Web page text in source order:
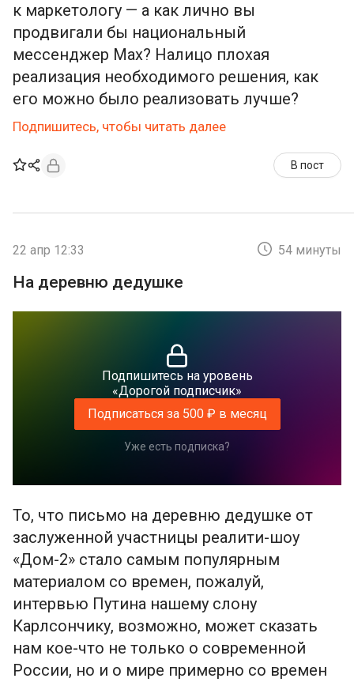
к маркетологу — а как лично вы
продвигали бы национальный
мессенджер Мах? Налицо плохая
реализация необходимого решения, как
его можно было реализовать лучше?
Подпишитесь, чтобы читать далее
В пост
22 апр 12:33 54 минуты
На деревню дедушке
Подпишитесь на уровень
«Дорогой подписчик»
Подписаться за 500 ₽ в месяц
Уже есть подписка?
То, что письмо на деревню дедушке от
заслуженной участницы реалити-шоу
«Дом-2» стало самым популярным
материалом со времен, пожалуй,
интервью Путина нашему слону
Карлсончику, возможно, может сказать
нам кое-что не только о современной
России, но и о мире примерно со времен